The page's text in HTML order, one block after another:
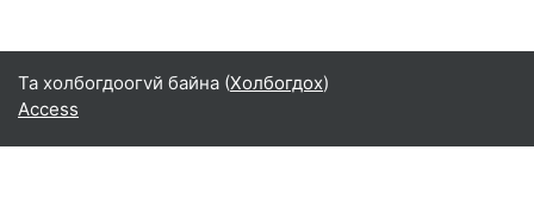
Та холбогдоогvй байна (Холбогдох)
Access
Монгол ‎(mn)‎